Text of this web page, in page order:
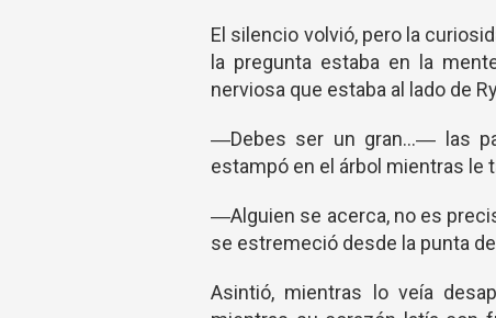
El silencio volvió, pero la
la pregunta estaba en la
nerviosa que estaba al lado de
―Debes ser un gran…― las
estampó en el árbol mientras le
­―Alguien se acerca, no es
se estremeció desde la punta
Asintió, mientras lo veía